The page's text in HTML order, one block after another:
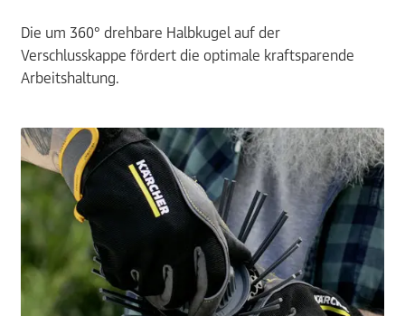
Die um 360° drehbare Halbkugel auf der
Verschlusskappe fördert die optimale kraftsparende
Arbeitshaltung.